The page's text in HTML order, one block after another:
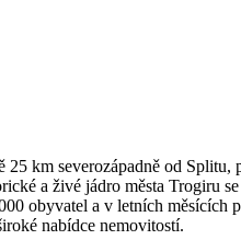
km severozápadně od
a živé jádro města Trogiru
obyvatel a v letních měsících
nabídce nemovitostí.